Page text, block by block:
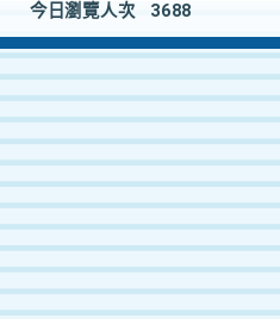
今日瀏覽人次
3688